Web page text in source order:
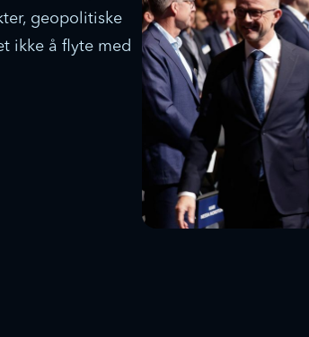
geopolitiske
ikke å flyte med